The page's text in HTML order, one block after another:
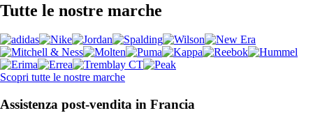
Tutte le nostre marche
Scopri tutte le nostre marche
Assistenza post-vendita in Francia